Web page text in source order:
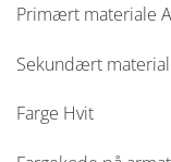
Primært materiale
Sekundært
Farge Hvit